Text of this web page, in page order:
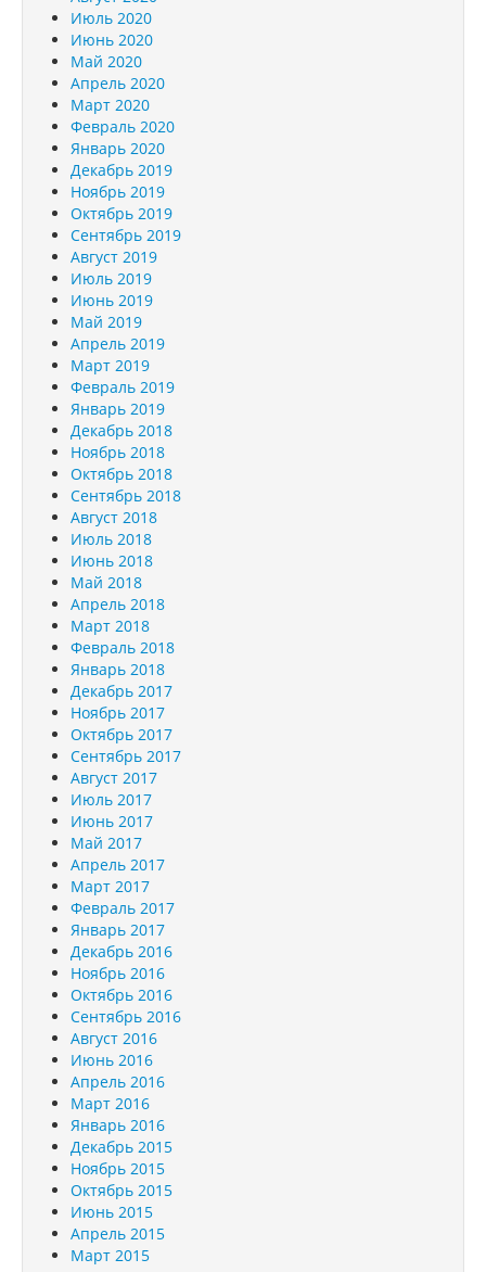
Июль 2020
Июнь 2020
Май 2020
Апрель 2020
Март 2020
Февраль 2020
Январь 2020
Декабрь 2019
Ноябрь 2019
Октябрь 2019
Сентябрь 2019
Август 2019
Июль 2019
Июнь 2019
Май 2019
Апрель 2019
Март 2019
Февраль 2019
Январь 2019
Декабрь 2018
Ноябрь 2018
Октябрь 2018
Сентябрь 2018
Август 2018
Июль 2018
Июнь 2018
Май 2018
Апрель 2018
Март 2018
Февраль 2018
Январь 2018
Декабрь 2017
Ноябрь 2017
Октябрь 2017
Сентябрь 2017
Август 2017
Июль 2017
Июнь 2017
Май 2017
Апрель 2017
Март 2017
Февраль 2017
Январь 2017
Декабрь 2016
Ноябрь 2016
Октябрь 2016
Сентябрь 2016
Август 2016
Июнь 2016
Апрель 2016
Март 2016
Январь 2016
Декабрь 2015
Ноябрь 2015
Октябрь 2015
Июнь 2015
Апрель 2015
Март 2015